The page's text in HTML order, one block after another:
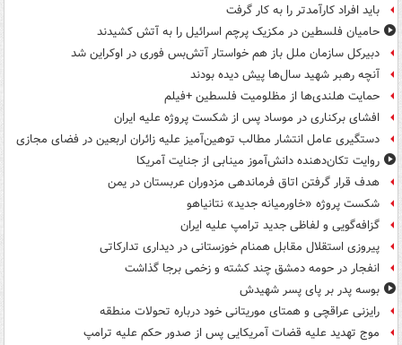
باید افراد کارآمدتر را به کار گرفت
حامیان فلسطین در مکزیک پرچم اسرائیل را به آتش کشیدند
دبیرکل سازمان ملل باز هم خواستار آتش‌بس فوری در اوکراین شد
آنچه رهبر شهید سال‌ها پیش دیده بودند
حمایت هلندی‌ها از مظلومیت فلسطین +فیلم
افشای برکناری در موساد پس از شکست پروژه علیه ایران
دستگیری عامل انتشار مطالب توهین‌آمیز علیه زائران اربعین در فضای مجازی
روایت تکان‌دهنده دانش‌آموز مینابی از جنایت آمریکا
هدف قرار گرفتن اتاق‌ فرماندهی مزدوران عربستان در یمن
شکست پروژه «خاورمیانه جدید» نتانیاهو
گزافه‌گویی و لفاظی جدید ترامپ علیه ایران
پیروزی استقلال مقابل همنام خوزستانی در دیداری تدارکاتی
انفجار در حومه دمشق چند کشته و زخمی برجا گذاشت
بوسه‌ پدر بر پای پسر شهیدش
رایزنی عراقچی و همتای موریتانی خود درباره تحولات منطقه
موج تهدید علیه قضات آمریکایی پس از صدور حکم علیه ترامپ